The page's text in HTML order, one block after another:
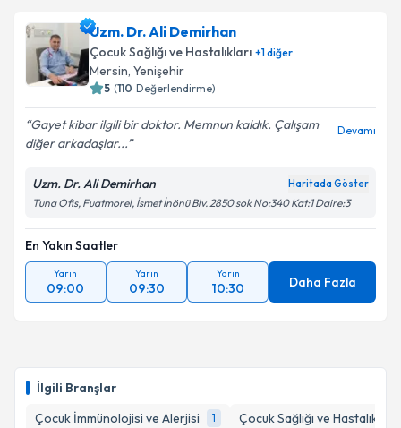
İlgili Branşlar
Çocuk İmmünolojisi ve Alerjisi
1 Çocuk Sağlığı ve Hastalıkları
bilgilendireceğiz.
E-posta Adresiniz
Kişisel verilerimin işlenmesine ilişkin
kapsamda işlenmesini kabul ediyorum.
Uzm. Dr. Ali Demirhan
Çocuk Sağlığı ve Hastalıkları +1diğer
Mersin, Yenişehir
5 (110 Değerlendirme)
Gayet kibar ilgili bir doktor. Memnun kaldık. Çalışam
diğer arkadaşlar...
Devamı
Uzm. Dr. Ali Demirhan Haritada Göster
Tuna Ofis, Fuatmorel, İsmet İnönü Blv. 2850 sok No:340 Kat:1 Daire:3
En Yakın Saatler
Yarın
09:00
Yarın
09:30
Yarın
10:30 Daha Fazla